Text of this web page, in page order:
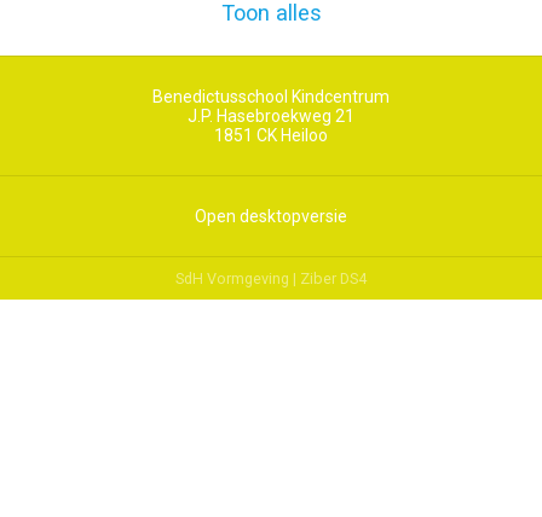
Toon alles
Benedictusschool Kindcentrum
J.P. Hasebroekweg 21
1851 CK Heiloo
Open desktopversie
SdH Vormgeving | Ziber DS4